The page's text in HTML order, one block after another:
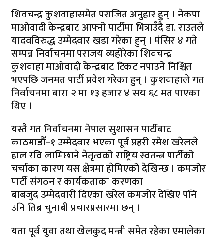
शिवचन्द्र कुशवाहासमेत पराजित अनुहार हुन् । नेकपा
माओवादी केन्द्रबाट आफ्नो पार्टीमा भित्राउँदै डा. राउतले
यादवविरुद्ध उम्मेदवार खडा गरेका हुन् । मंसिर ४ गते
सम्पन्न निर्वाचनमा पराजय व्यहोरेका शिवचन्द्र
कुशवाहा माओवादी केन्द्रबाट टिकट नपाउने निश्चित
भएपछि जनमत पार्टी प्रवेश गरेका हुन् । कुशवाहाले गत
निर्वाचनमा बारा २ मा १३ हजार ४ सय ६८ मत पाएका
थिए ।
यस्तै गत निर्वाचनमा नेपाल सुशासन पार्टीबाट
काठमाडौँ–१ उम्मेदवार भएका पूर्व प्रहरी रमेश खरेलले
हाल रवि लामिछाने नेतृत्वको राष्ट्रिय स्वतन्त्र पार्टीको
चर्चाका कारण यस क्षेत्रमा हाेमिएको देखिन्छ । कमजोर
पार्टी संगठन र कार्यकताका करणका
बाबजुद उम्मेदवारी दिएका खरेल कमजोर देखिए पनि
उनि तिब्र चुनाबी प्रचारप्रसारमा छन् ।
यता पूर्व युवा तथा खेलकुद मन्त्री समेत रहेका एमालेका